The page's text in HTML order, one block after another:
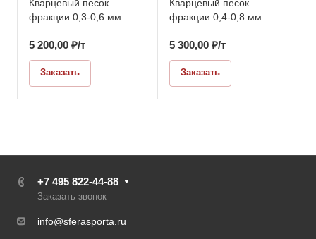
Кварцевый песок
фракции 0,3-0,6 мм
5 200,00 ₽/т
Заказать
Кварцевый песок
фракции 0,4-0,8 мм
5 300,00 ₽/т
Заказать
+7 495 822-44-88
Заказать звонок
info@sferasporta.ru